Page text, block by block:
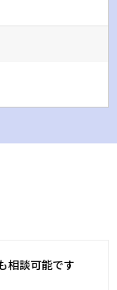
相談可能です